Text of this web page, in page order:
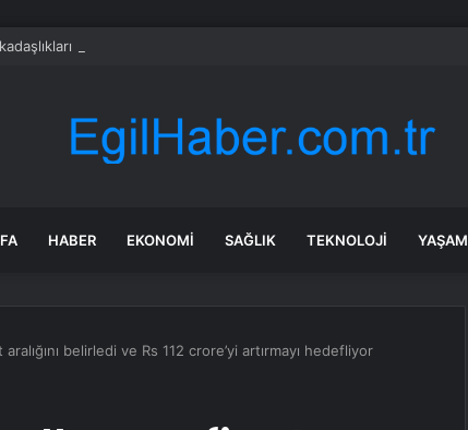
ruh sağlığını güçlendiriyor
HABER EKONOMI SAĞLIK TEKNOLOJI YAŞAM
belirledi ve Rs 112 crore’yi artırmayı hedefliyor